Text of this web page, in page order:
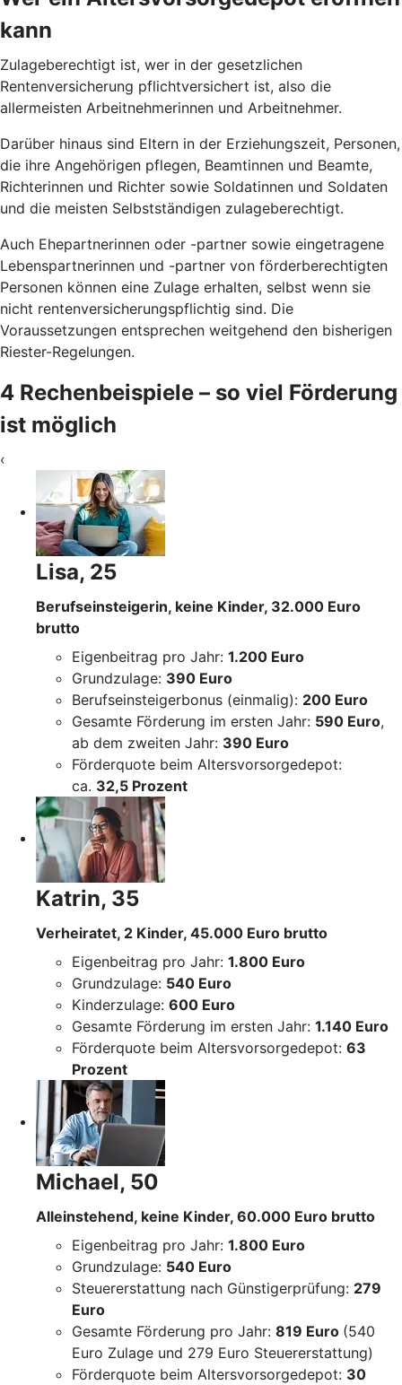
kann
Zulageberechtigt ist, wer in der gesetzlichen
Rentenversicherung pflichtversichert ist, also die
allermeisten Arbeitnehmerinnen und Arbeitnehmer.
Darüber hinaus sind Eltern in der Erziehungszeit, Personen,
die ihre Angehörigen pflegen, Beamtinnen und Beamte,
Richterinnen und Richter sowie Soldatinnen und Soldaten
und die meisten Selbstständigen zulageberechtigt.
Auch Ehepartnerinnen oder -partner sowie eingetragene
Lebenspartnerinnen und -partner von förderberechtigten
Personen können eine Zulage erhalten, selbst wenn sie
nicht rentenversicherungspflichtig sind. Die
Voraussetzungen entsprechen weitgehend den bisherigen
Riester-Regelungen.
4 Rechenbeispiele – so viel Förderung
ist möglich
‹
Lisa, 25
Berufseinsteigerin, keine Kinder, 32.000 Euro
brutto
Eigenbeitrag pro Jahr: 1.200 Euro
Grundzulage: 390 Euro
Berufseinsteigerbonus (einmalig): 200 Euro
Gesamte Förderung im ersten Jahr: 590 Euro,
ab dem zweiten Jahr: 390 Euro
Förderquote beim Altersvorsorgedepot:
ca. 32,5 Prozent
Katrin, 35
Verheiratet, 2 Kinder, 45.000 Euro brutto
Eigenbeitrag pro Jahr: 1.800 Euro
Grundzulage: 540 Euro
Kinderzulage: 600 Euro
Gesamte Förderung im ersten Jahr: 1.140 Euro
Förderquote beim Altersvorsorgedepot: 63
Prozent
Michael, 50
Alleinstehend, keine Kinder, 60.000 Euro brutto
Eigenbeitrag pro Jahr: 1.800 Euro
Grundzulage: 540 Euro
Steuererstattung nach Günstigerprüfung: 279
Euro
Gesamte Förderung pro Jahr: 819 Euro (540
Euro Zulage und 279 Euro Steuererstattung)
Förderquote beim Altersvorsorgedepot: 30